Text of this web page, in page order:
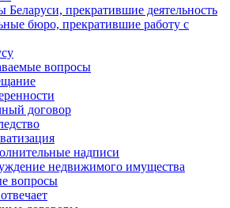
Беларуси, прекратившие деятельность
бюро, прекратившие работу с
вопросы
договор
надписи
недвижимого имущества
вопросы